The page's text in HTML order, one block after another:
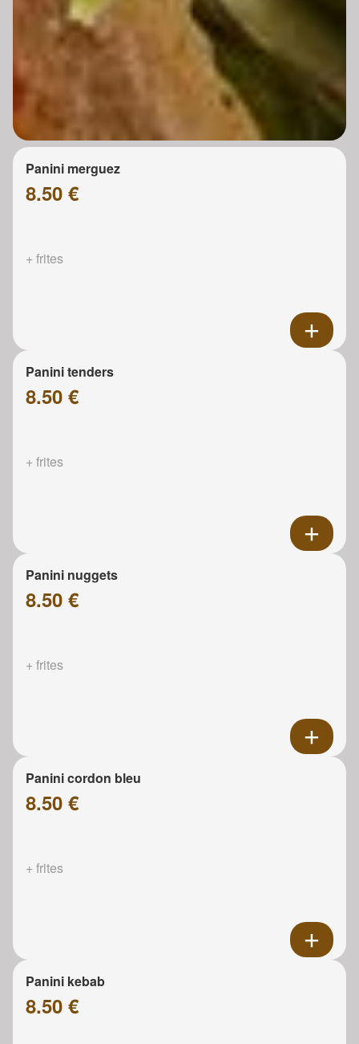
Panini merguez
8.50 €
+ frites
Panini tenders
8.50 €
+ frites
Panini nuggets
8.50 €
+ frites
Panini cordon bleu
8.50 €
+ frites
Panini kebab
8.50 €